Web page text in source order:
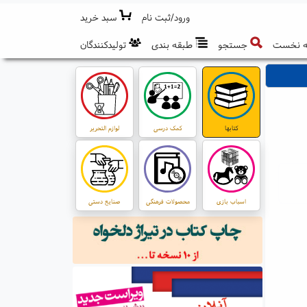
ورود/ثبت نام
سبد خرید
نخست
جستجو طبقه بندی تولیدکنندگان
کتابها کمک درسی لوازم التحریر
اسباب بازی محصولات فرهنگی صنایع دستی